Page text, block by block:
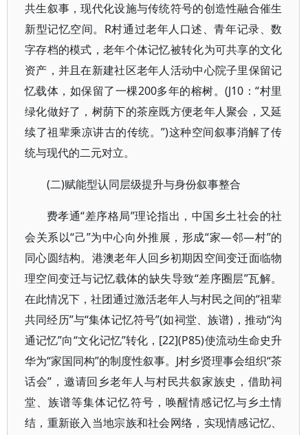
共生叙事，现代化设施与传统符号的创造性融合催生
新型记忆空间。R村通过老年人口述、青年记录、数
字存档的模式，老年个体记忆被转化为可共享的文化
资产，并且在新建社区老年人活动中心院子里保留记
忆载体，如保留了一棵200多年的榕树。(J10：“村里
绿化做好了，树荫下的茶座既方便老年人聚会，又延
续了祖辈乘凉讲古的传统。”)这种空间叙事消解了传
统与现代的二元对立。
(二)赋能型认同层级提升与身份叙事整合
费孝通“差序格局”理论指出，中国乡土社会的社
会关系以“己”为中心向外推展，形成“家—邻—村”的
同心圆结构。港澳老年人回乡初期因空间变迁面临物
理空间变迁与记忆载体的缺失导致“差序圈层”瓦解。
在此情况下，社团通过激活老年人与村民之间的“祖辈
共同经历”与“集体记忆符号”(如祠堂、族谱)，推动“沟
通记忆”向“文化记忆”转化，[22](P85)使流动生命史升
华为“家国同构”的制度性叙事。J村乡贤理事会组织“茶
话会”，邀请回乡老年人与村民共叙家族史，借助祠
堂、族谱等集体记忆符号，唤醒情感记忆与乡土情
结，重新嵌入当地宗族和社会网络，实现情感记忆、